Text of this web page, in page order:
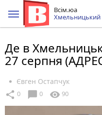
Всім.юа
Хмельницький
Де в
27 серпня
Євген Остапчук
share 0 chat_bubble 0 visibility 90